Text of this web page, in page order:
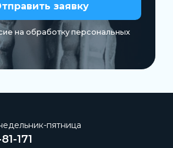
Отправить заявку
на обработку персональных
пятница
171